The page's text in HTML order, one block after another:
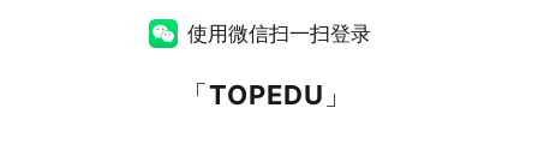
使用微信扫一扫登录
「TOPEDU 」